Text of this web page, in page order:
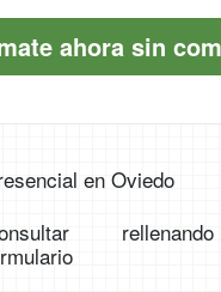
ahora sin
en Oviedo